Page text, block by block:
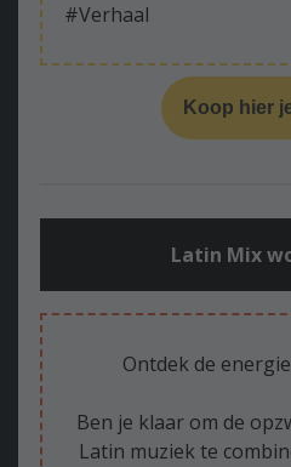
#Verhaal
Koop hier
Latin Mix
Ontdek de
Ben je klaar om de
Latin muziek te